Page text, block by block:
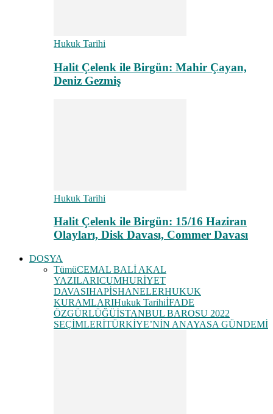
Hukuk Tarihi
Halit Çelenk ile Birgün: Mahir Çayan,
Deniz Gezmiş
Hukuk Tarihi
Halit Çelenk ile Birgün: 15/16 Haziran
Olayları, Disk Davası, Commer Davası
DOSYA
TümüCEMAL BALİ AKAL
YAZILARICUMHURİYET
DAVASIHAPİSHANELERHUKUK
KURAMLARIHukuk TarihiİFADE
ÖZGÜRLÜĞÜİSTANBUL BAROSU 2022
SEÇİMLERİTÜRKİYE’NİN ANAYASA GÜNDEMİ